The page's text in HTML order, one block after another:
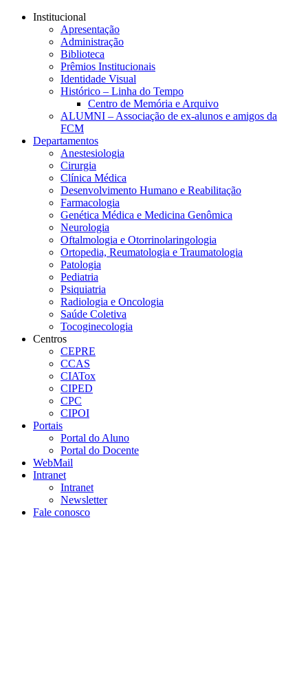
Conteúdo principal
Institucional
Apresentação
Administração
Biblioteca
Prêmios Institucionais
Identidade Visual
Histórico – Linha do Tempo
Centro de Memória e Arquivo
ALUMNI – Associação de ex-alunos e amigos da
FCM
Departamentos
Anestesiologia
Cirurgia
Clínica Médica
Desenvolvimento Humano e Reabilitação
Farmacologia
Genética Médica e Medicina Genômica
Neurologia
Oftalmologia e Otorrinolaringologia
Ortopedia, Reumatologia e Traumatologia
Patologia
Pediatria
Psiquiatria
Radiologia e Oncologia
Saúde Coletiva
Tocoginecologia
Centros
CEPRE
CCAS
CIATox
CIPED
CPC
CIPOI
Portais
Portal do Aluno
Portal do Docente
WebMail
Intranet
Intranet
Newsletter
Fale conosco